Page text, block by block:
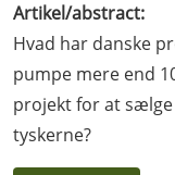
Artikel/abstract:
Hvad har danske
pumpe mere end
projekt for at
tyskerne?